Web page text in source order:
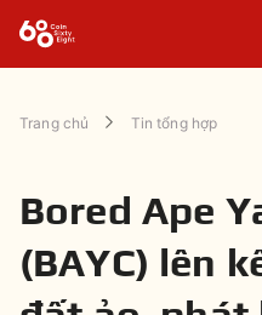
Trang chủ Tin tổng hợp
Bored Ape
(BAYC) lên